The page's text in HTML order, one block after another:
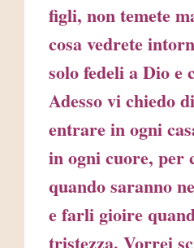
figli, non temete
cosa vedrete
solo fedeli a Dio e
Adesso vi chiedo
entrare in ogni
in ogni cuore, per
quando saranno
e farli gioire